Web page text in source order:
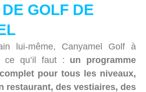
GOLF DE
lui-même, Canyamel Golf à
ce qu’il faut : un programme
pour tous les niveaux,
restaurant, des vestiaires, des